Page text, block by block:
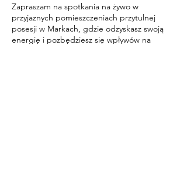
Zapraszam na spotkania na żywo w
przyjaznych pomieszczeniach przytulnej
posesji w Markach, gdzie odzyskasz swoją
energię i pozbędziesz się wpływów na